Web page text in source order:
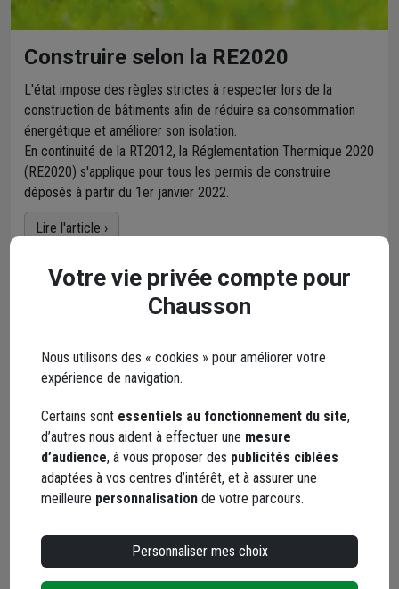
Construire selon la RE2020
L'état impose des règles strictes à respecter lors de la
construction de bâtiments afin de réduire sa consommation
énergétique et améliorer son isolation.
En continuité de la RT2012, la Réglementation Thermique 2020
(RE2020) s'applique pour tous les permis de construire
déposés à partir du 1er janvier 2022.
Lire l'article ›
Votre vie privée compte pour
Chausson
Nous utilisons des « cookies » pour améliorer votre
expérience de navigation.
Certains sont essentiels au fonctionnement du site,
d’autres nous aident à effectuer une mesure
d’audience, à vous proposer des publicités ciblées
adaptées à vos centres d’intérêt, et à assurer une
meilleure personnalisation de votre parcours.
Personnaliser mes choix